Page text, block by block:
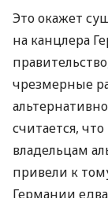
Это окажет
на канцлера
чрезмерные
считается,
владельцам
привели к
Германии